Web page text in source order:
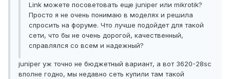
Link можете посоветовать еще juniper или mikrotik?
Просто я не очень понимаю в моделях и решила
спросить на форуме. Что лучше подойдет для такой
сети, что бы не очень дорогой, качественный,
справлялся со всем и надежный?
juniper уж точно не бюджетный вариант, а вот 3620-28sc
вполне годно, мы недавно сеть купили там такой